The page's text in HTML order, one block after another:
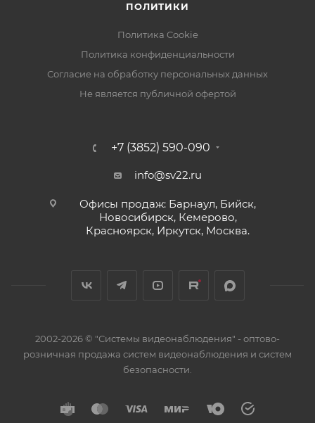
ПОЛИТИКИ
Политика Cookie
Политика конфиденциальности
Согласие на обработку персональных данных
Не является публичной офертой
+7 (3852) 590-090
info@sv22.ru
Офисы продаж: Барнаул, Бийск,
Новосибирск, Кемерово,
Красноярск, Иркутск, Москва.
2002-2026 © "Системы видеонаблюдения" - оптово-
розничная продажа систем видеонаблюдения и систем
безопасности.